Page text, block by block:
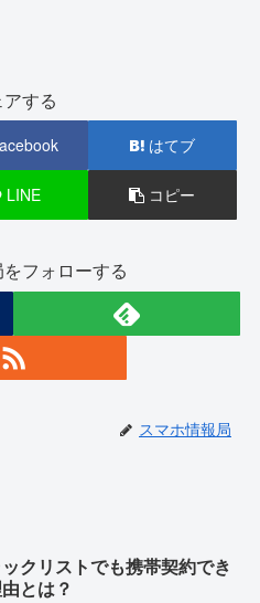
アする
はてブ
LINE コピー
フォローする
スマホ情報局
クリストでも携帯契約でき
とは？